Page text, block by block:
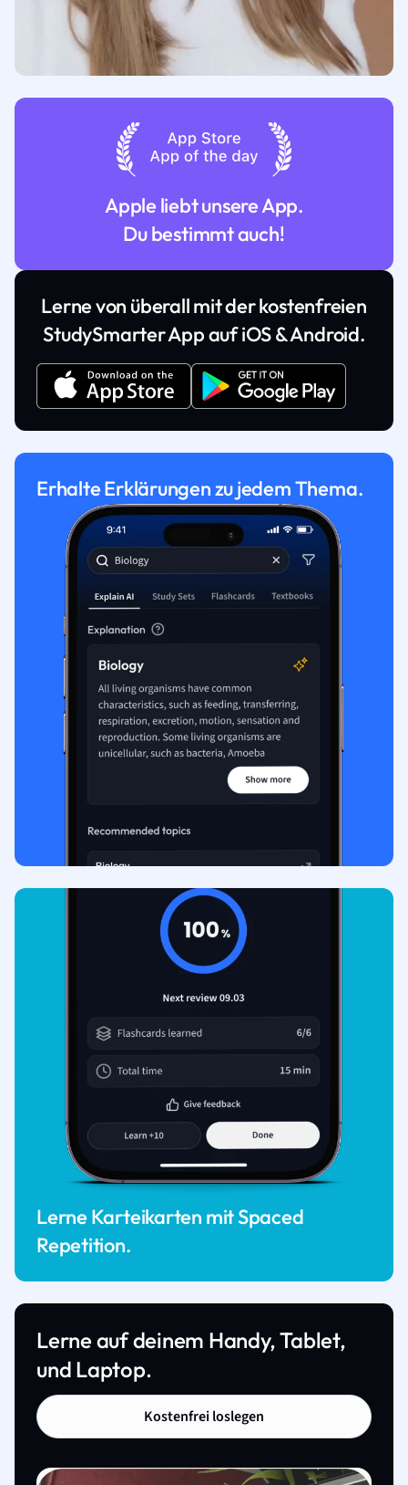
Apple liebt unsere App.
Du bestimmt auch!
Lerne von überall mit der kostenfreien
StudySmarter App auf iOS & Android.
Erhalte Erklärungen zu jedem Thema.
Lerne Karteikarten mit Spaced
Repetition.
Lerne auf deinem Handy, Tablet,
und Laptop.
Kostenfrei loslegen